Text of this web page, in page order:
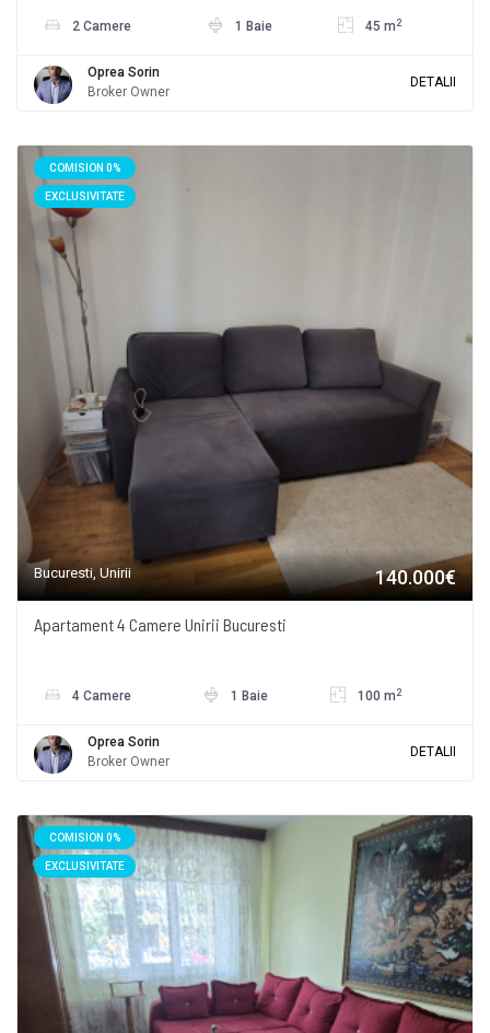
2 Camere 1 Baie 45 m 2
Oprea Sorin
Broker Owner
DETALII
COMISION 0%
EXCLUSIVITATE
Bucuresti, Unirii 140.000€
Apartament 4 Camere Unirii Bucuresti
4 Camere 1 Baie 100 m 2
Oprea Sorin
Broker Owner
DETALII
COMISION 0%
EXCLUSIVITATE